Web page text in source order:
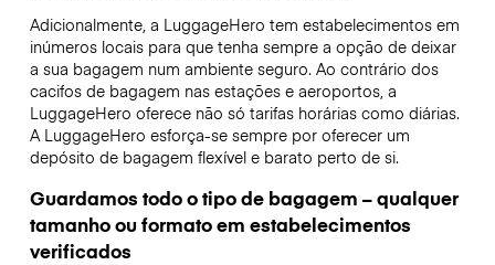
Adicionalmente, a LuggageHero tem estabelecimentos em
inúmeros locais para que tenha sempre a opção de deixar
a sua bagagem num ambiente seguro. Ao contrário dos
cacifos de bagagem nas estações e aeroportos, a
LuggageHero oferece não só tarifas horárias como diárias.
A LuggageHero esforça-se sempre por oferecer um
depósito de bagagem flexível e barato perto de si.
Guardamos todo o tipo de bagagem – qualquer
tamanho ou formato em estabelecimentos
verificados